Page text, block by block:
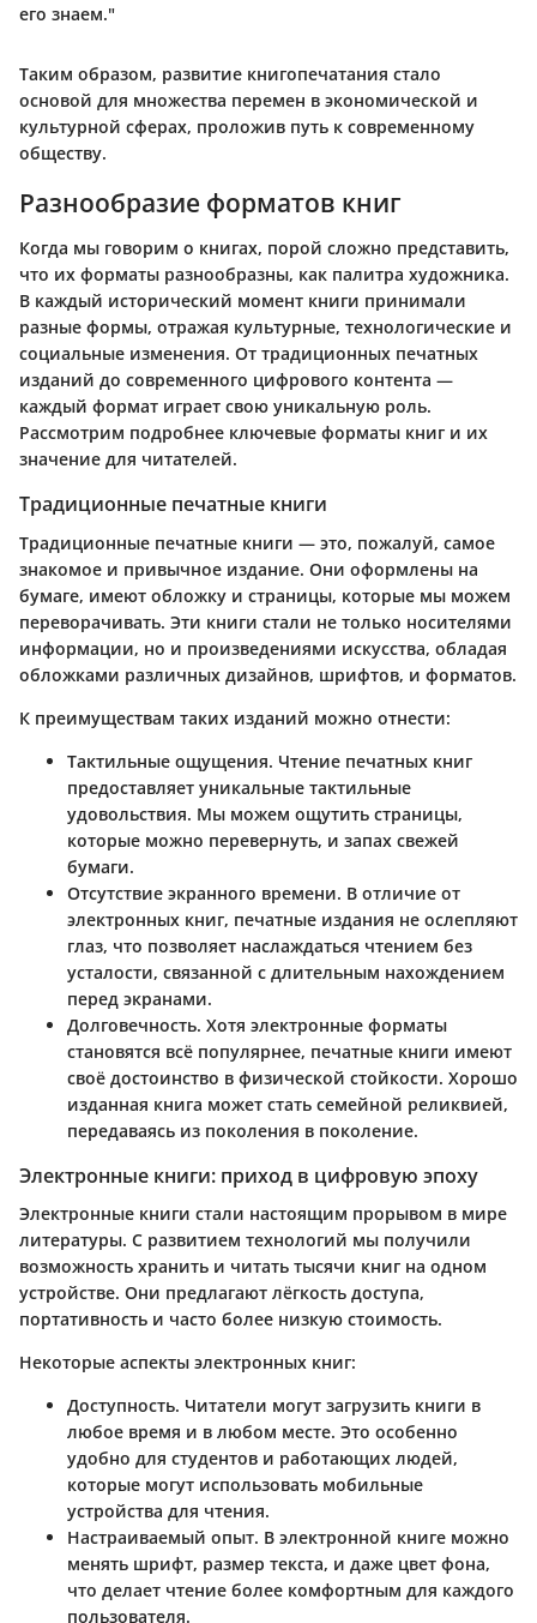
его знаем."
Таким образом, развитие книгопечатания стало
основой для множества перемен в экономической и
культурной сферах, проложив путь к современному
обществу.
Разнообразие форматов книг
Когда мы говорим о книгах, порой сложно представить,
что их форматы разнообразны, как палитра художника.
В каждый исторический момент книги принимали
разные формы, отражая культурные, технологические и
социальные изменения. От традиционных печатных
изданий до современного цифрового контента —
каждый формат играет свою уникальную роль.
Рассмотрим подробнее ключевые форматы книг и их
значение для читателей.
Традиционные печатные книги
Традиционные печатные книги — это, пожалуй, самое
знакомое и привычное издание. Они оформлены на
бумаге, имеют обложку и страницы, которые мы можем
переворачивать. Эти книги стали не только носителями
информации, но и произведениями искусства, обладая
обложками различных дизайнов, шрифтов, и форматов.
К преимуществам таких изданий можно отнести:
Тактильные ощущения. Чтение печатных книг
предоставляет уникальные тактильные
удовольствия. Мы можем ощутить страницы,
которые можно перевернуть, и запах свежей
бумаги.
Отсутствие экранного времени. В отличие от
электронных книг, печатные издания не ослепляют
глаз, что позволяет наслаждаться чтением без
усталости, связанной с длительным нахождением
перед экранами.
Долговечность. Хотя электронные форматы
становятся всё популярнее, печатные книги имеют
своё достоинство в физической стойкости. Хорошо
изданная книга может стать семейной реликвией,
передаваясь из поколения в поколение.
Электронные книги: приход в цифровую эпоху
Электронные книги стали настоящим прорывом в мире
литературы. С развитием технологий мы получили
возможность хранить и читать тысячи книг на одном
устройстве. Они предлагают лёгкость доступа,
портативность и часто более низкую стоимость.
Некоторые аспекты электронных книг:
Доступность. Читатели могут загрузить книги в
любое время и в любом месте. Это особенно
удобно для студентов и работающих людей,
которые могут использовать мобильные
устройства для чтения.
Настраиваемый опыт. В электронной книге можно
менять шрифт, размер текста, и даже цвет фона,
что делает чтение более комфортным для каждого
пользователя.